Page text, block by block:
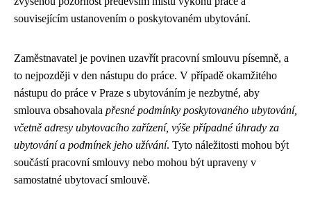
souvisejícím ustanovením o poskytovaném ubytování.
Zaměstnavatel je povinen uzavřít pracovní smlouvu písemně, a
to nejpozději v den nástupu do práce. V případě okamžitého
nástupu do práce v Praze s ubytováním je nezbytné, aby
smlouva obsahovala přesné podmínky poskytovaného ubytování,
včetně adresy ubytovacího zařízení, výše případné úhrady za
ubytování a podmínek jeho užívání. Tyto náležitosti mohou být
součástí pracovní smlouvy nebo mohou být upraveny v
samostatné ubytovací smlouvě.